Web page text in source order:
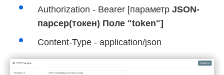
Authorization - Bearer [параметр JSON-
парсер(токен) Поле "token"]
Content-Type - application/json